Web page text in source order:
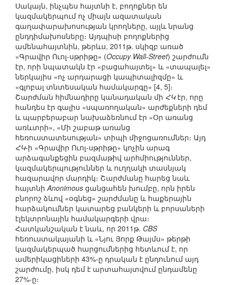
Սակայն, ինչպես հայտնի է, բողոքներ են
կազմակերպում ոչ միայն ազատական
գաղափարախոսության կրողները, այլև նրանց
ընդդիմախոսները։ Այդպիսի բողոքներից
ամենահայտնին, թերևս, 2011թ. սկիզբ առած
«Գրավիր Ուոլ-սթրիթը» (Occupy Wall-Street) շարժումն
էր, որի նպատակն էր «բացահայտել» և «տապալել»
ներկայիս «ոչ արդարացի կապիտալիզմը» և
«գլոբալ տնտեսական համակարգը» [4, 5]։
Շարժման հիմնադիրը կանադական մի ՀԿէր, որը
հանդես էր գալիս «սպառողական» արժեքների դեմ
և պարբերաբար նախաձեռնում էր «Օր առանց
առևտրի», «Մի շաբաթ առանց
հեռուստատեսության» տիպի միջոցառումներ։ Այդ
ՀԿ-ի «Գրավիր Ուոլ-սթրիթը» կոչին արագ
արձագանքեցին բազմաթիվ արհմիություններ,
կազմակերպություններ և ուղղակի տասնյակ
հազարավոր մարդիկ։ Շարժմանը հարեց նաև
հայտնիAnonimous ցանցահեն խումբը, որն իրեն
բնորոշ ձևով «օգնեց» շարժմանը և հաքերային
հարձակումներ կատարեց բանկերի և բորսաների
էլեկտրոնային համակարգերի վրա։
Հատկանշական է նաև, որ 2011թ. CBS
հեռուստակայանի և «Նյու Յորք Թայմս» թերթի
կազմակերպած հարցումներից հետևում է, որ
ամերիկացիների 43%-ը դրական է ընդունում այդ
շարժումը, իսկ դեմ է արտահայտվում ընդամենը
27%-ը։